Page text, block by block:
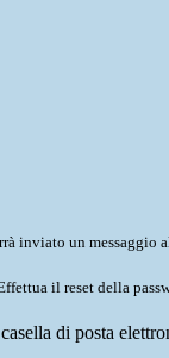
inviato un messaggio
il reset della
di posta